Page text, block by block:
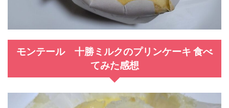
モンテール 十勝ミルクのプリンケーキ 食べ
てみた感想